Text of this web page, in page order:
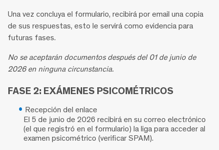
Una vez concluya el formulario, recibirá por email una copia
de sus respuestas, esto le servirá como evidencia para
futuras fases.
No se aceptarán documentos después del 01 de junio de
2026 en ninguna circunstancia.
FASE 2: EXÁMENES PSICOMÉTRICOS
Recepción del enlace
El 5 de junio de 2026 recibirá en su correo electrónico
(el que registró en el formulario) la liga para acceder al
examen psicométrico (verificar SPAM).